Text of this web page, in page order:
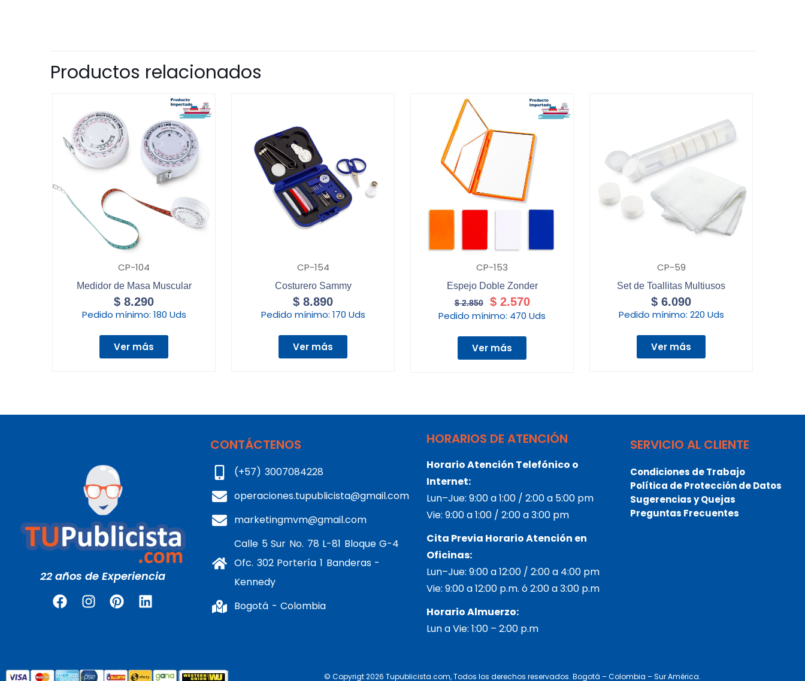
Productos relacionados
CP-104
Medidor de Masa Muscular
$ 8.290
Pedido mínimo: 180 Uds
Ver más
CP-154
Costurero Sammy
$ 8.890
Pedido mínimo: 170 Uds
Ver más
CP-153
Espejo Doble Zonder
$2.850 $2.570
Pedido mínimo: 470 Uds
Ver más
CP-59
Set de Toallitas Multiusos
$ 6.090
Pedido mínimo: 220 Uds
Ver más
22 años de Experiencia
CONTÁCTENOS
(+57) 3007084228
operaciones.tupublicista@gmail.com
marketingmvm@gmail.com
Calle 5 Sur No. 78 L-81 Bloque G-4
Ofc. 302 Portería 1 Banderas -
Kennedy
Bogotá - Colombia
HORARIOS DE ATENCIÓN
Horario Atención Telefónico o
Internet:
Lun–Jue: 9:00 a 1:00 / 2:00 a 5:00 pm
Vie: 9:00 a 1:00 / 2:00 a 3:00 pm
Cita Previa Horario Atención en
Oficinas:
Lun–Jue: 9:00 a 12:00 / 2:00 a 4:00 pm
Vie: 9:00 a 12:00 p.m. ó 2:00 a 3:00 p.m
Horario Almuerzo:
Lun a Vie: 1:00 – 2:00 p.m
SERVICIO AL CLIENTE
Condiciones de Trabajo
Política de Protección de Datos
Sugerencias y Quejas
Preguntas Frecuentes
© Copyrigt 2026 Tupublicista.com, Todos los derechos reservados. Bogotá – Colombia – Sur América.